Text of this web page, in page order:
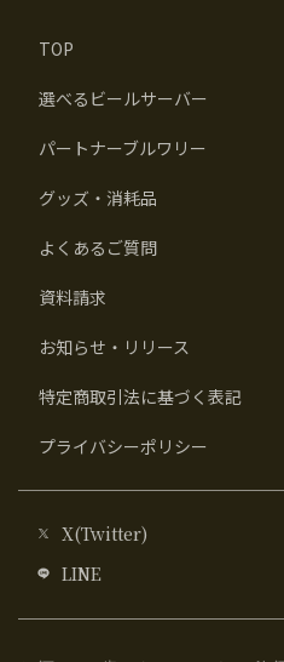
TOP
選べるビールサーバー
パートナーブルワリー
グッズ・消耗品
よくあるご質問
資料請求
お知らせ・リリース
特定商取引法に基づく表記
プライバシーポリシー
X(Twitter)
LINE